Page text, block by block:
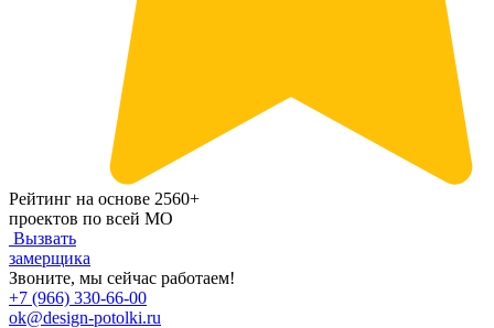
Рейтинг на основе 2560+
проектов по всей МО
Вызвать
замерщика
Звоните, мы сейчас работаем!
+7 (966) 330-66-00
ok@design-potolki.ru